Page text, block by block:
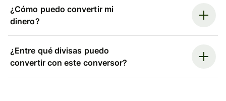
¿Cómo puedo convertir mi
dinero?
¿Entre qué divisas puedo
convertir con este conversor?